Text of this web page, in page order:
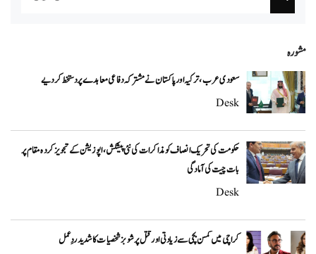
مشورہ
سعودی عرب، ترکیہ اور پاکستان نے مشترکہ دفاعی معاہدے پر دستخط کر دیے
Desk
حکومت کی تحریک انصاف کو مذاکرات کی نئی پیشکش، اپوزیشن کے تجویز کردہ مقام پر
بات چیت کی آمادگی
Desk
کراچی میں کمسن بچی سے زیادتی اور قتل پر شوبز شخصیات کا شدید ردِعمل